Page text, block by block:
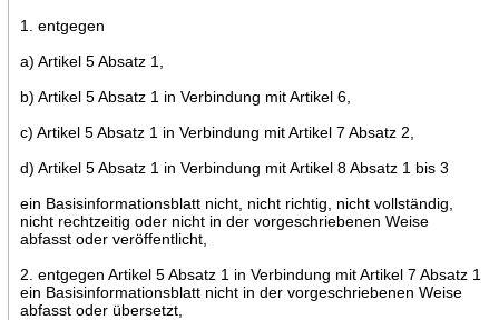
1. entgegen
a) Artikel 5 Absatz 1,
b) Artikel 5 Absatz 1 in Verbindung mit Artikel 6,
c) Artikel 5 Absatz 1 in Verbindung mit Artikel 7 Absatz 2,
d) Artikel 5 Absatz 1 in Verbindung mit Artikel 8 Absatz 1 bis 3
ein Basisinformationsblatt nicht, nicht richtig, nicht vollständig,
nicht rechtzeitig oder nicht in der vorgeschriebenen Weise
abfasst oder veröffentlicht,
2. entgegen Artikel 5 Absatz 1 in Verbindung mit Artikel 7 Absatz 1
ein Basisinformationsblatt nicht in der vorgeschriebenen Weise
abfasst oder übersetzt,